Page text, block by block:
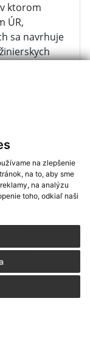
na zlepšenie
na to, aby sme
na analýzu
toho, odkiaľ naši
ktorom
ÚR,
sa navrhuje
v
v
pri uvádzaní